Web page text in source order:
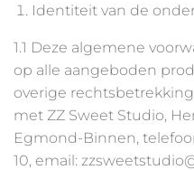
Identiteit van de
1.1 Deze algemene
op alle aangeboden
overige
met ZZ Sweet Studio,
Egmond-Binnen,
10, email: